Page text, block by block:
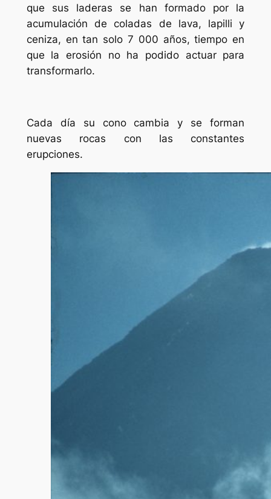
que sus laderas se han formado por la
acumulación de coladas de lava, lapilli y
ceniza, en tan solo 7 000 años, tiempo en
que la erosión no ha podido actuar para
transformarlo.
Cada día su cono cambia y se forman
nuevas rocas con las constantes
erupciones.